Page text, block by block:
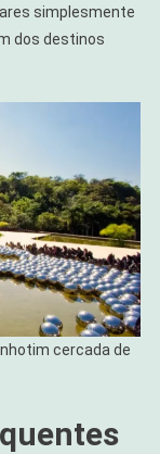
simplesmente
dos destinos
cercada de